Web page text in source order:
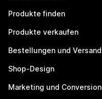
Produkte finden
Produkte verkaufen
Bestellungen und Versand
Shop-Design
Marketing und Conversion